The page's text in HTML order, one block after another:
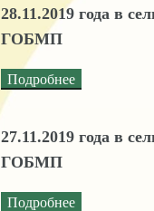
28.11.2019 года в
ГОБМП
Подробнее
27.11.2019 года в
ГОБМП
Подробнее